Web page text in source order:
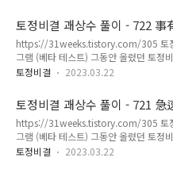
이므로 불완전한 프 31weeks.com
험갱봉소험지의) - 토정비결 괘상수 원본
滄波 後津何濟 – 일도창파 후진하제
활지도 거거익심 事多未決 必多煩憫 –
有良妻 大禍不侵 – 가유양처 대화불침
露濕荷葉 圓轉可愛 – 노습하엽 원전가
– 동천서맥 방초여연 事與..
토정비결 괘상수 풀이 - 722 事
미결지의)
https://31weeks.tistory.com/305 토
그램 (베타 테스트) 그동안 올렸던 토정
좀 더 쉽게 토정비결을 볼 수 없을까 생각
이므로 불완전한 프 31weeks.com
결지의) - 토정비결 괘상수 원본해설 [ 한
事多魔 – 일중불결 호사다마 年運不利
길중유흉 如干財數 少得多失 – 여간재
助我者少 – 기심정직 조아자소 家有憂
토정비결 2023.03.22
토정비결 괘상수 풀이 - 721
之意(급속이행즉유이익지의)
https://31weeks.tistory.com/305 토
그램 (베타 테스트) 그동안 올렸던 토정
좀 더 쉽게 토정비결을 볼 수 없을까 생각
토정비결 2023.03.22